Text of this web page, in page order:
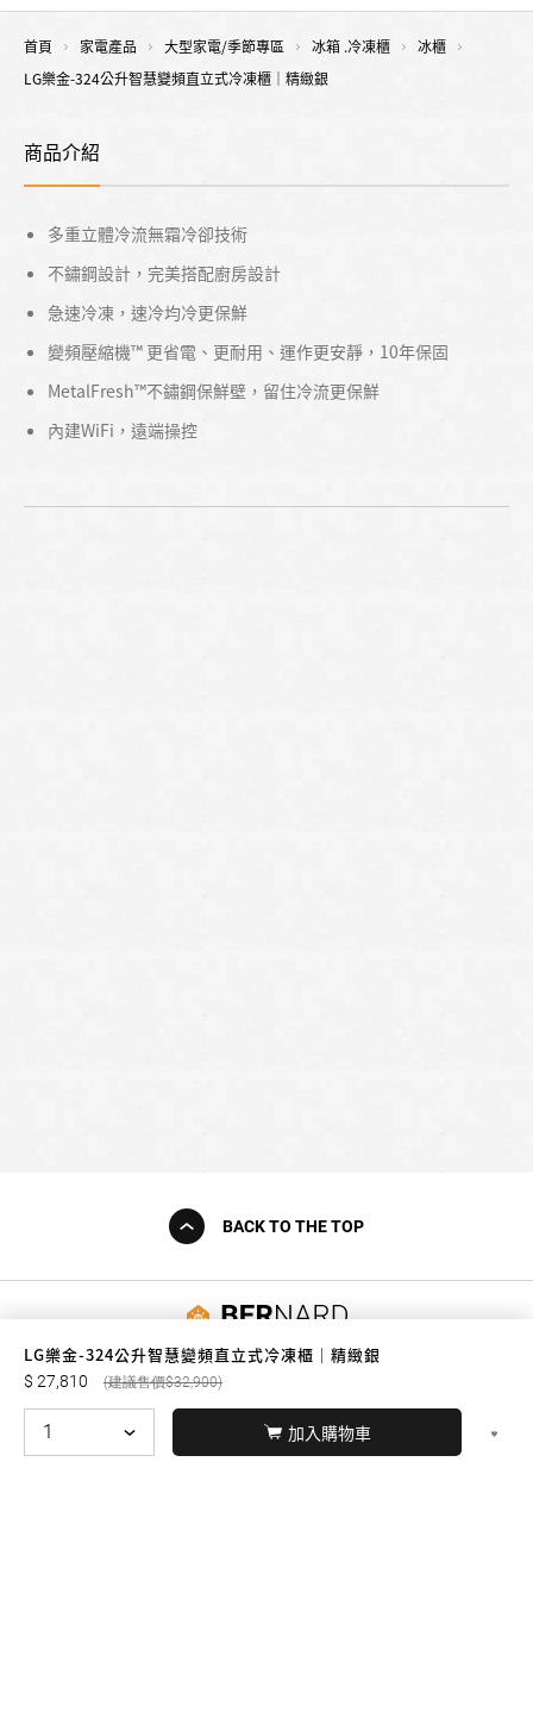
LG樂金-324公升智慧變頻直立式冷凍櫃｜精緻銀
27,810 32,900
加入購物車
首頁 家電產品 大型家電/季節專區 冰箱 .冷凍櫃
冰櫃
LG樂金-324公升智慧變頻直立式冷凍櫃｜精緻銀
商品介紹
多重立體冷流無霜冷卻技術
不鏽鋼設計，完美搭配廚房設計
急速冷凍，速冷均冷更保鮮
變頻壓縮機™ 更省電、更耐用、運作更安靜，10年保固
MetalFresh™不鏽鋼保鮮壁，留住冷流更保鮮
內建WiFi，遠端操控
BACK TO THE TOP
友誠購物
© BERNARD 2021 WEBDESIGN